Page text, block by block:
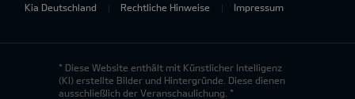
Kia Deutschland Rechtliche Hinweise Impressum
* Diese Website enthält mit Künstlicher Intelligenz
(KI) erstellte Bilder und Hintergründe. Diese dienen
ausschließlich der Veranschaulichung. *